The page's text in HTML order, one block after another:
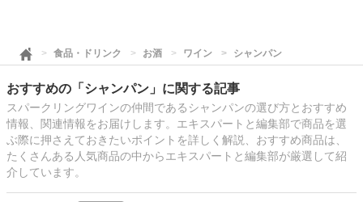
食品・ドリンク お酒 ワイン シャンパン
おすすめの「シャンパン」に関する記事
スパークリングワインの仲間であるシャンパンの選び方とおすすめ
情報、関連情報をお届けします。エキスパートと編集部で商品を選
ぶ際に押さえておきたいポイントを詳しく解説、おすすめ商品は、
たくさんある人気商品の中からエキスパートと編集部が厳選して紹
介しています。